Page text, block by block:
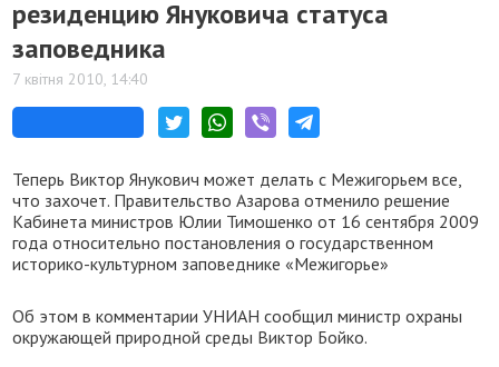
резиденцию Януковича статуса
заповедника
7 квітня 2010, 14:40
Теперь Виктор Янукович может делать с Межигорьем все,
что захочет. Правительство Азарова отменило решение
Кабинета министров Юлии Тимошенко от 16 сентября 2009
года относительно постановления о государственном
историко-культурном заповеднике «Межигорье»
Об этом в комментарии УНИАН сообщил министр охраны
окружающей природной среды Виктор Бойко.